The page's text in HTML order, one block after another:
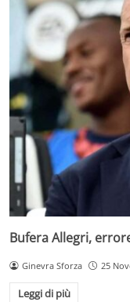
Bufera Allegri,
Ginevra Sforza 25
Leggi di più